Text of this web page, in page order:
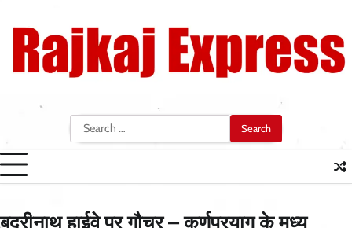
content
Search
for:
बद्रीनाथ हाईवे पर गौचर – कर्णप्रयाग के मध्य